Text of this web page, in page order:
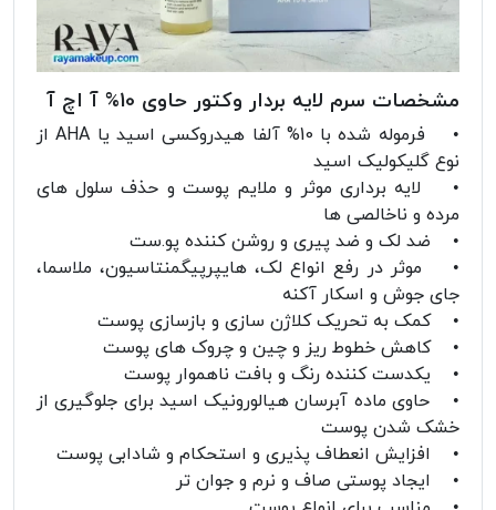
مشخصات سرم لایه بردار وکتور حاوی 10% آ اچ آ
• فرموله شده با 10% آلفا هیدروکسی اسید یا AHA از
نوع گلیکولیک اسید
• لایه برداری موثر و ملایم پوست و حذف سلول های
مرده و ناخالصی ها
• ضد لک و ضد پیری و روشن کننده پو.ست
• موثر در رفع انواع لک، هایپرپیگمنتاسیون، ملاسما،
جای جوش و اسکار آکنه
• کمک به تحریک کلاژن سازی و بازسازی پوست
• کاهش خطوط ریز و چین و چروک های پوست
• یکدست کننده رنگ و بافت ناهموار پوست
• حاوی ماده آبرسان هیالورونیک اسید برای جلوگیری از
خشک شدن پوست
• افزایش انعطاف پذیری و استحکام و شادابی پوست
• ایجاد پوستی صاف و نرم و جوان تر